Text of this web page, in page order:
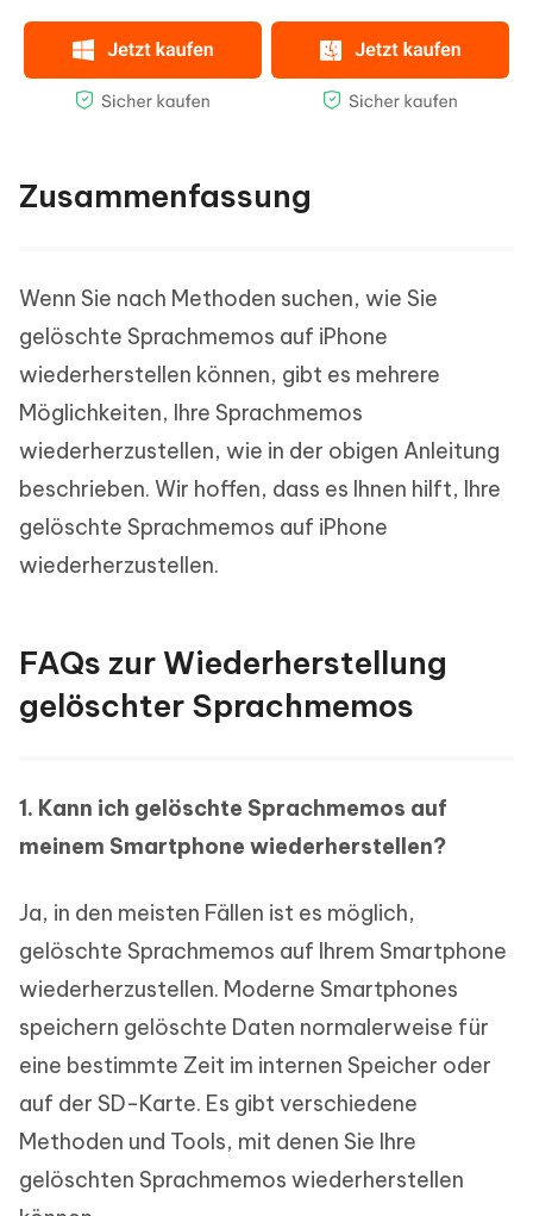
Zusammenfassung
Wenn Sie nach Methoden suchen, wie Sie
gelöschte Sprachmemos auf iPhone
wiederherstellen können, gibt es mehrere
Möglichkeiten, Ihre Sprachmemos
wiederherzustellen, wie in der obigen Anleitung
beschrieben. Wir hoffen, dass es Ihnen hilft, Ihre
gelöschte Sprachmemos auf iPhone
wiederherzustellen.
FAQs zur Wiederherstellung
gelöschter Sprachmemos
1. Kann ich gelöschte Sprachmemos auf
meinem Smartphone wiederherstellen?
Ja, in den meisten Fällen ist es möglich,
gelöschte Sprachmemos auf Ihrem Smartphone
wiederherzustellen. Moderne Smartphones
speichern gelöschte Daten normalerweise für
eine bestimmte Zeit im internen Speicher oder
auf der SD-Karte. Es gibt verschiedene
Methoden und Tools, mit denen Sie Ihre
gelöschten Sprachmemos wiederherstellen